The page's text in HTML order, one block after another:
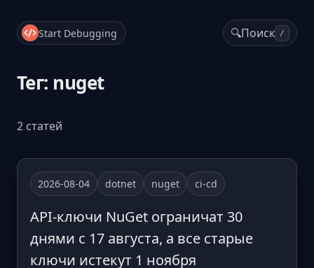
Start Debugging 🔍Поиск /
Тег: nuget
2 статей
2026-08-04 dotnet nuget ci-cd
API-ключи NuGet ограничат 30
днями с 17 августа, а все старые
ключи истекут 1 ноября